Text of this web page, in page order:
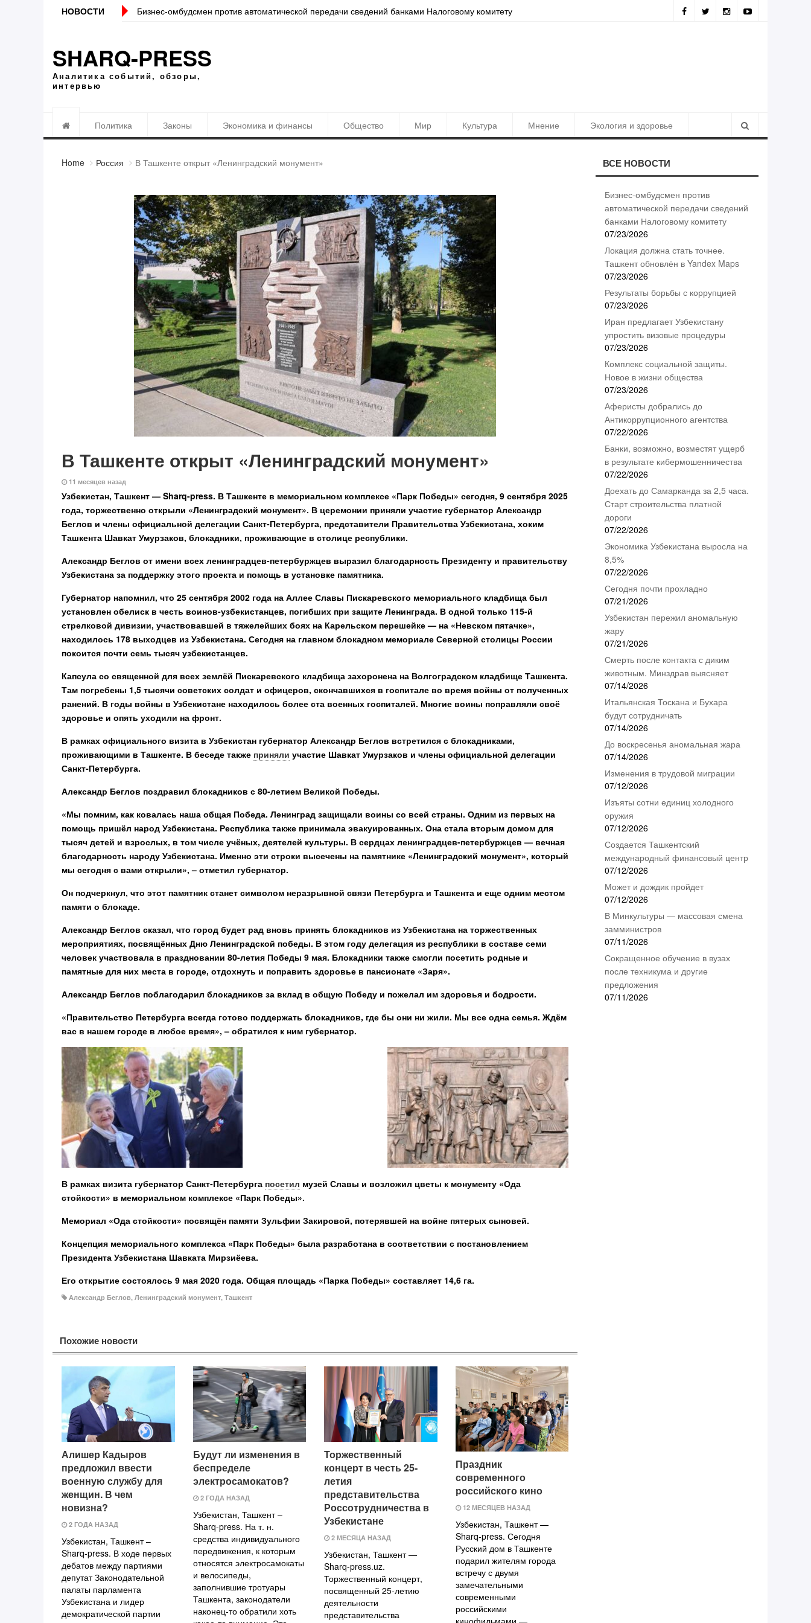
НОВОСТИ
сведений банками Налоговому комитету Локация должна стать точнее. Ташкент обновлён в Yandex Maps Результаты борьбы с коррупцией
SHARQ-PRESS
Аналитика событий, обзоры,
интервью
Политика Законы Экономика и финансы Общество Мир Культура Мнение Экология и здоровье
Home Россия В Ташкенте открыт «Ленинградский монумент»
В Ташкенте открыт «Ленинградский монумент»
11 месяцев назад
Узбекистан, Ташкент — Sharq-press. В Ташкенте в мемориальном комплексе «Парк Победы» сегодня, 9 сентября 2025
года, торжественно открыли «Ленинградский монумент». В церемонии приняли участие губернатор Александр
Беглов и члены официальной делегации Санкт-Петербурга, представители Правительства Узбекистана, хоким
Ташкента Шавкат Умурзаков, блокадники, проживающие в столице республики.
Александр Беглов от имени всех ленинградцев-петербуржцев выразил благодарность Президенту и правительству
Узбекистана за поддержку этого проекта и помощь в установке памятника.
Губернатор напомнил, что 25 сентября 2002 года на Аллее Славы Пискаревского мемориального кладбища был
установлен обелиск в честь воинов-узбекистанцев, погибших при защите Ленинграда. В одной только 115-й
стрелковой дивизии, участвовавшей в тяжелейших боях на Карельском перешейке — на «Невском пятачке»,
находилось 178 выходцев из Узбекистана. Сегодня на главном блокадном мемориале Северной столицы России
покоится почти семь тысяч узбекистанцев.
Капсула со священной для всех землёй Пискаревского кладбища захоронена на Волгоградском кладбище Ташкента.
Там погребены 1,5 тысячи советских солдат и офицеров, скончавшихся в госпитале во время войны от полученных
ранений. В годы войны в Узбекистане находилось более ста военных госпиталей. Многие воины поправляли своё
здоровье и опять уходили на фронт.
В рамках официального визита в Узбекистан губернатор Александр Беглов встретился с блокадниками,
проживающими в Ташкенте. В беседе также приняли участие Шавкат Умурзаков и члены официальной делегации
Санкт‑Петербурга.
Александр Беглов поздравил блокадников с 80-летием Великой Победы.
«Мы помним, как ковалась наша общая Победа. Ленинград защищали воины со всей страны. Одним из первых на
помощь пришёл народ Узбекистана. Республика также принимала эвакуированных. Она стала вторым домом для
тысяч детей и взрослых, в том числе учёных, деятелей культуры. В сердцах ленинградцев-петербуржцев — вечная
благодарность народу Узбекистана. Именно эти строки высечены на памятнике «Ленинградский монумент», который
мы сегодня с вами открыли», – отметил губернатор.
Он подчеркнул, что этот памятник станет символом неразрывной связи Петербурга и Ташкента и еще одним местом
памяти о блокаде.
Александр Беглов сказал, что город будет рад вновь принять блокадников из Узбекистана на торжественных
мероприятиях, посвящённых Дню Ленинградской победы. В этом году делегация из республики в составе семи
человек участвовала в праздновании 80-летия Победы 9 мая. Блокадники также смогли посетить родные и
памятные для них места в городе, отдохнуть и поправить здоровье в пансионате «Заря».
Александр Беглов поблагодарил блокадников за вклад в общую Победу и пожелал им здоровья и бодрости.
«Правительство Петербурга всегда готово поддержать блокадников, где бы они ни жили. Мы все одна семья. Ждём
вас в нашем городе в любое время», – обратился к ним губернатор.
В рамках визита губернатор Санкт‑Петербурга посетил музей Славы и возложил цветы к монументу «Ода
стойкости» в мемориальном комплексе «Парк Победы».
Мемориал «Ода стойкости» посвящён памяти Зульфии Закировой, потерявшей на войне пятерых сыновей.
Концепция мемориального комплекса «Парк Победы» была разработана в соответствии с постановлением
Президента Узбекистана Шавката Мирзиёева.
Его открытие состоялось 9 мая 2020 года. Общая площадь «Парка Победы» составляет 14,6 га.
Александр Беглов, Ленинградский монумент, Ташкент
Похожие новости
Алишер Кадыров
предложил ввести
военную службу для
женщин. В чем
новизна?
2 ГОДА НАЗАД
Узбекистан, Ташкент –
Sharq-press. В ходе первых
дебатов между партиями
депутат Законодательной
палаты парламента
Узбекистана и лидер
демократической партии
Будут ли изменения в
беспределе
электросамокатов?
2 ГОДА НАЗАД
Узбекистан, Ташкент –
Sharq-press. На т. н.
средства индивидуального
передвижения, к которым
относятся электросамокаты
и велосипеды,
заполнившие тротуары
Ташкента, законодатели
наконец-то обратили хоть
Торжественный
концерт в честь 25-
летия
представительства
Россотрудничества в
Узбекистане
2 МЕСЯЦА НАЗАД
Узбекистан, Ташкент —
Sharq-press.uz.
Торжественный концерт,
посвященный 25-летию
деятельности
представительства
Праздник
современного
российского кино
12 МЕСЯЦЕВ НАЗАД
Узбекистан, Ташкент —
Sharq-press. Сегодня
Русский дом в Ташкенте
подарил жителям города
встречу с двумя
замечательными
современными
российскими
кинофильмами —
ВСЕ НОВОСТИ
Бизнес-омбудсмен против
автоматической передачи сведений
банками Налоговому комитету
07/23/2026
Локация должна стать точнее.
Ташкент обновлён в Yandex Maps
07/23/2026
Результаты борьбы с коррупцией
07/23/2026
Иран предлагает Узбекистану
упростить визовые процедуры
07/23/2026
Комплекс социальной защиты.
Новое в жизни общества
07/23/2026
Аферисты добрались до
Антикоррупционного агентства
07/22/2026
Банки, возможно, возместят ущерб
в результате кибермошенничества
07/22/2026
Доехать до Самарканда за 2,5 часа.
Старт строительства платной
дороги
07/22/2026
Экономика Узбекистана выросла на
8,5%
07/22/2026
Сегодня почти прохладно
07/21/2026
Узбекистан пережил аномальную
жару
07/21/2026
Смерть после контакта с диким
животным. Минздрав выясняет
07/14/2026
Итальянская Тоскана и Бухара
будут сотрудничать
07/14/2026
До воскресенья аномальная жара
07/14/2026
Изменения в трудовой миграции
07/12/2026
Изъяты сотни единиц холодного
оружия
07/12/2026
Создается Ташкентский
международный финансовый центр
07/12/2026
Может и дождик пройдет
07/12/2026
В Минкультуры — массовая смена
замминистров
07/11/2026
Сокращенное обучение в вузах
после техникума и другие
предложения
07/11/2026